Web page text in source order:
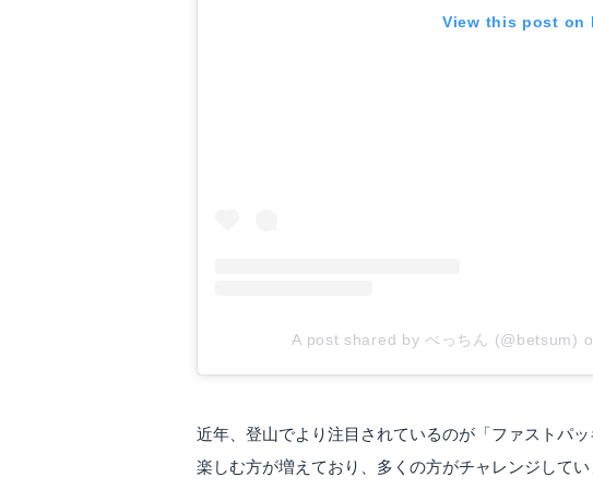
View this post on
A post shared by べっちん (@betsum)
近年、登山でより注目されているのが「ファストパ
楽しむ方が増えており、多くの方がチャレンジして